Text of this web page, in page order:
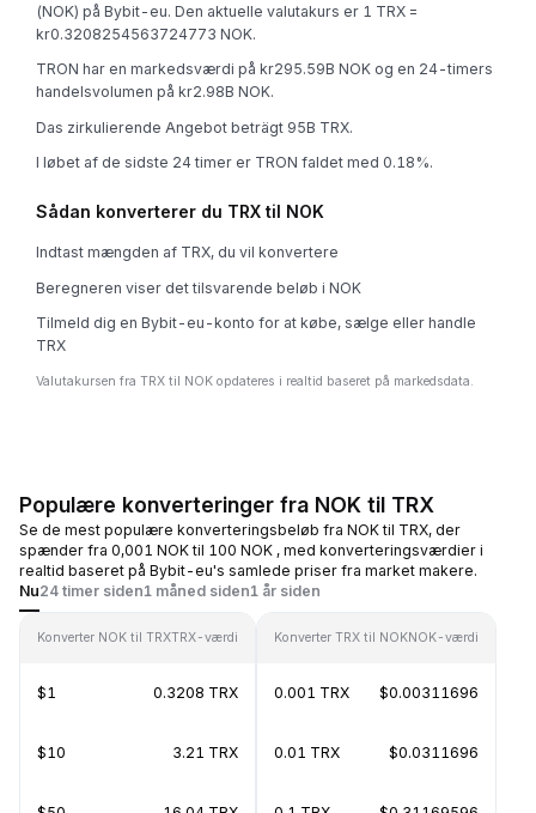
(NOK) på Bybit-eu. Den aktuelle valutakurs er 1 TRX =
kr0.3208254563724773 NOK.
TRON har en markedsværdi på kr295.59B NOK og en 24-timers
handelsvolumen på kr2.98B NOK.
Das zirkulierende Angebot beträgt 95B TRX.
I løbet af de sidste 24 timer er TRON faldet med 0.18%.
Sådan konverterer du TRX til NOK
Indtast mængden af TRX, du vil konvertere
Beregneren viser det tilsvarende beløb i NOK
Tilmeld dig en Bybit-eu-konto for at købe, sælge eller handle
TRX
Valutakursen fra TRX til NOK opdateres i realtid baseret på markedsdata.
Populære konverteringer fra NOK til TRX
Se de mest populære konverteringsbeløb fra NOK til TRX, der
spænder fra 0,001 NOK til 100 NOK , med konverteringsværdier i
realtid baseret på Bybit-eu's samlede priser fra market makere.
Nu24 timer siden1 måned siden1 år siden
Konverter NOK til TRXTRX-værdi
$1 0.3208 TRX
$10 3.21 TRX
Konverter TRX til NOKNOK-værdi
0.001 TRX $0.00311696
0.01 TRX $0.0311696